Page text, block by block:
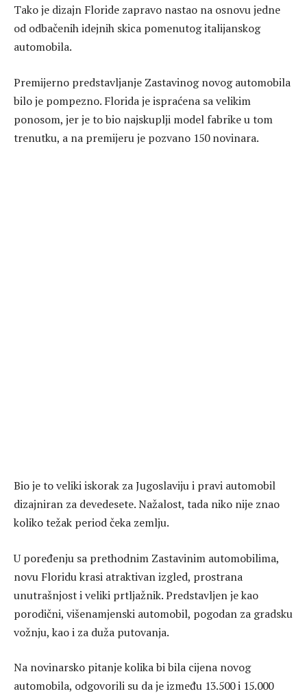
Tako je dizajn Floride zapravo nastao na osnovu jedne
od odbačenih idejnih skica pomenutog italijanskog
automobila.
Premijerno predstavljanje Zastavinog novog automobila
bilo je pompezno. Florida je ispraćena sa velikim
ponosom, jer je to bio najskuplji model fabrike u tom
trenutku, a na premijeru je pozvano 150 novinara.
Bio je to veliki iskorak za Jugoslaviju i pravi automobil
dizajniran za devedesete. Nažalost, tada niko nije znao
koliko težak period čeka zemlju.
U poređenju sa prethodnim Zastavinim automobilima,
novu Floridu krasi atraktivan izgled, prostrana
unutrašnjost i veliki prtljažnik. Predstavljen je kao
porodični, višenamjenski automobil, pogodan za gradsku
vožnju, kao i za duža putovanja.
Na novinarsko pitanje kolika bi bila cijena novog
automobila, odgovorili su da je između 13.500 i 15.000